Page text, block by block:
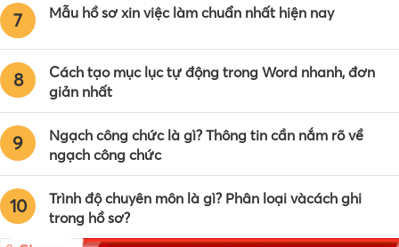
7 Mẫu hồ sơ xin việc làm chuẩn nhất hiện nay
8
Cách tạo mục lục tự động trong Word nhanh, đơn
giản nhất
9
Ngạch công chức là gì? Thông tin cần nắm rõ về
ngạch công chức
10
Trình độ chuyên môn là gì? Phân loại vàcách ghi
trong hồ sơ?